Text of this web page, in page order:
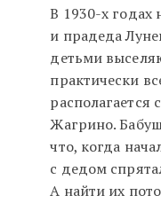
В 1930-х годах
и прадеда
детьми
практически
располагается
Жагрино.
что, когда
с дедом
А найти их